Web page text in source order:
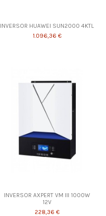
INVERSOR HUAWEI SUN2000 4KTL
1.096,36 €
INVERSOR AXPERT VM III 1000W
12V
228,36 €